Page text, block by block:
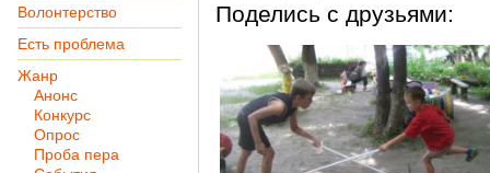
Волонтерство
Есть проблема
Жанр
Анонс
Конкурс
Опрос
Проба пера
Поделись с друзьями: